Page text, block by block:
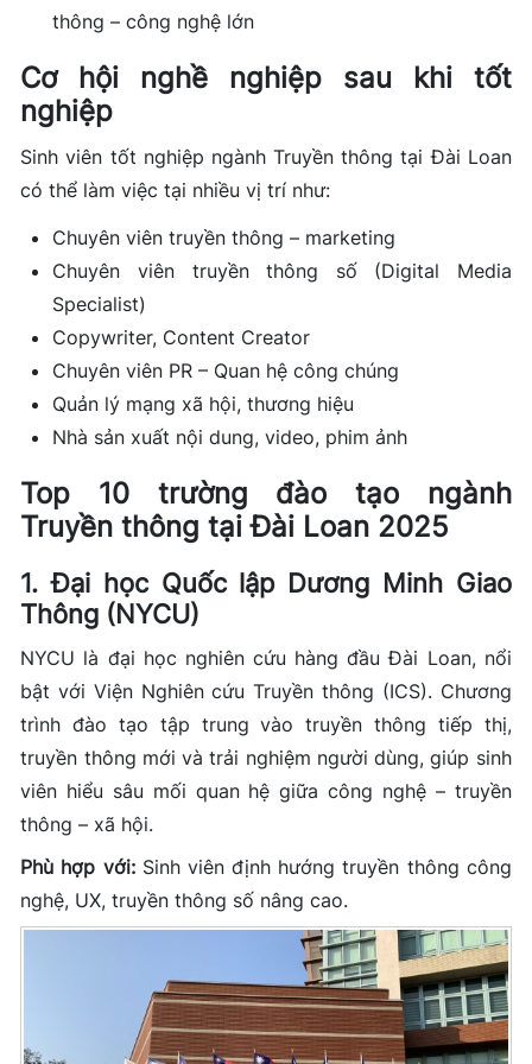
thông – công nghệ lớn
Cơ hội nghề nghiệp sau khi tốt
nghiệp
Sinh viên tốt nghiệp ngành Truyền thông tại Đài Loan
có thể làm việc tại nhiều vị trí như:
Chuyên viên truyền thông – marketing
Chuyên viên truyền thông số (Digital Media
Specialist)
Copywriter, Content Creator
Chuyên viên PR – Quan hệ công chúng
Quản lý mạng xã hội, thương hiệu
Nhà sản xuất nội dung, video, phim ảnh
Top 10 trường đào tạo ngành
Truyền thông tại Đài Loan 2025
1. Đại học Quốc lập Dương Minh Giao
Thông (NYCU)
NYCU là đại học nghiên cứu hàng đầu Đài Loan, nổi
bật với Viện Nghiên cứu Truyền thông (ICS). Chương
trình đào tạo tập trung vào truyền thông tiếp thị,
truyền thông mới và trải nghiệm người dùng, giúp sinh
viên hiểu sâu mối quan hệ giữa công nghệ – truyền
thông – xã hội.
Phù hợp với:Sinh viên định hướng truyền thông công
nghệ, UX, truyền thông số nâng cao.